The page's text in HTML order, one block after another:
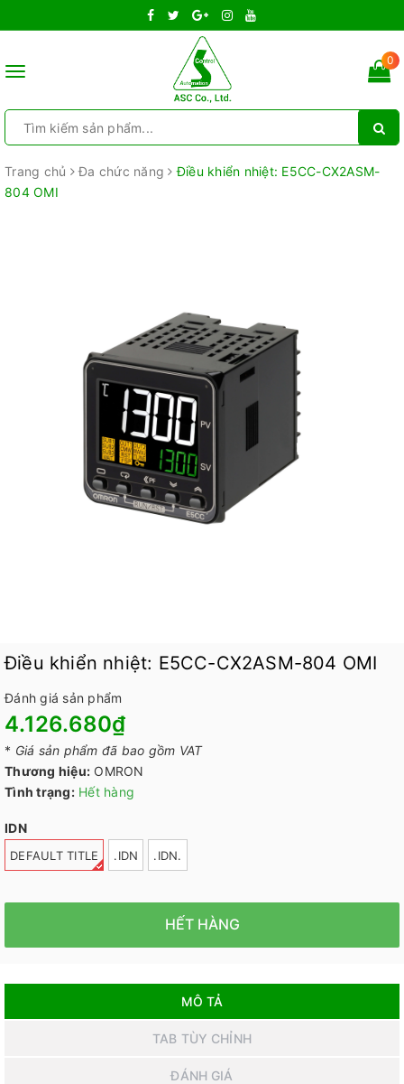
Toggle
0
Trang chủ Đa chức năng
Điều khiển nhiệt: E5CC-CX2ASM-
804 OMI
Điều khiển nhiệt: E5CC-CX2ASM-804 OMI
Đánh giá sản phẩm
4.126.680₫
* Giá sản phẩm đã bao gồm VAT
Thương hiệu: OMRON
Tình trạng: Hết hàng
IDN
DEFAULT TITLE .IDN .IDN.
HẾT HÀNG
MÔ TẢ
TAB TÙY CHỈNH
ĐÁNH GIÁ